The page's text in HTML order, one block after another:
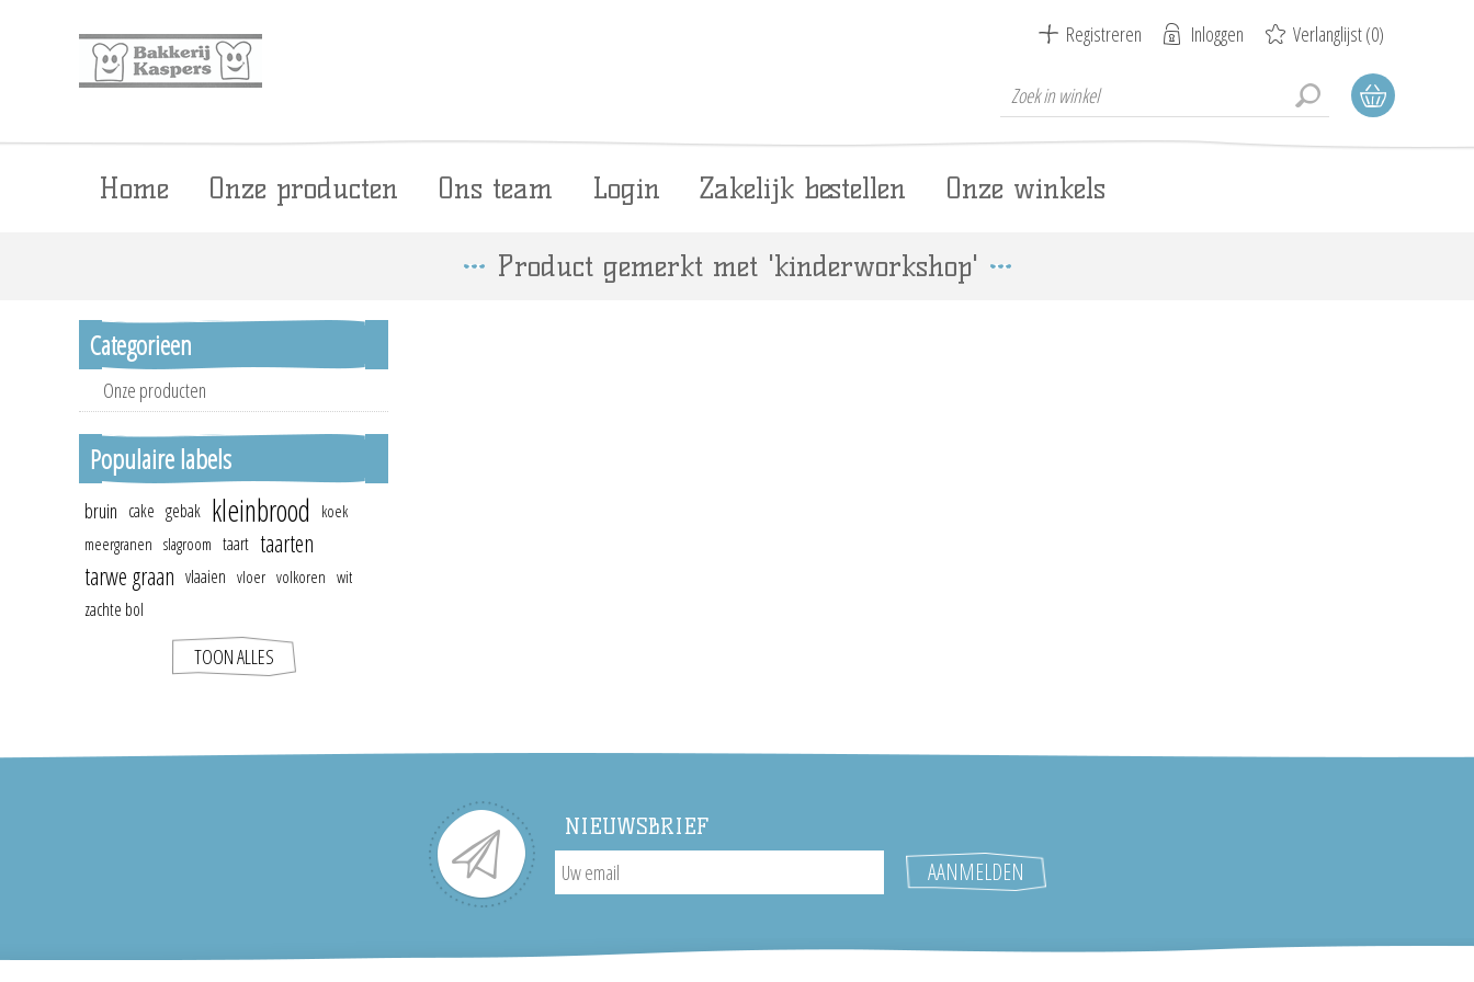
Registreren Inloggen Verlanglijst(0)
Home Onze producten Ons team Login Zakelijk bestellen Onze winkels
Product gemerkt met 'kinderworkshop'
Categorieen
Onze producten
Populaire labels
bruin cake gebak kleinbrood
koek
meergranen slagroom taart taarten
tarwe graan vlaaien vloer volkoren wit
zachte bol
TOON ALLES
NIEUWSBRIEF